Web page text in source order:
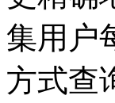
集用户
方式查